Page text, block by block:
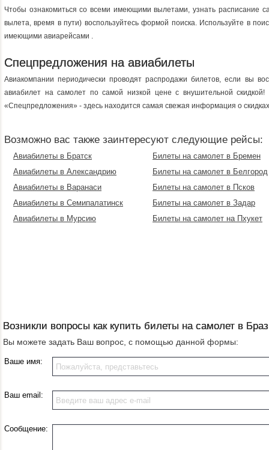
Чтобы ознакомиться со всеми имеющими вылетами, узнать расписание
вылета, время в пути) воспользуйтесь формой поиска. Используйте в
имеющими авиарейсами .
Спецпредложения на авиабилеты
Авиакомпании периодически проводят распродажи билетов, если вы
авиабилет на самолет по самой низкой цене с внушительной
«Спецпредложения» - здесь находится самая свежая информация о
Возможно вас также заинтересуют следующие рейсы:
Авиабилеты в Братск
Авиабилеты в Александрию
Авиабилеты в Варанаси
Авиабилеты в Семипалатинск
Авиабилеты в Мурсию
Билеты на самолет в Бремен
Билеты на самолет в Белгород
Билеты на самолет в Псков
Билеты на самолет в Задар
Билеты на самолет на Пхукет
Возникли вопросы как купить билеты на самолет в
Вы можете задать Ваш вопрос, с помощью данной формы:
Ваше имя:
Ваш email:
Сообщение: